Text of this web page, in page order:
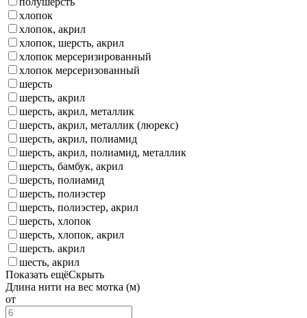
хлопок
хлопок, акрил
хлопок, шерсть, акрил
хлопок мерсеризированный
хлопок мерсеризованный
шерсть
шерсть, акрил
шерсть, акрил, металлик
шерсть, акрил, металлик (люрекс)
шерсть, акрил, полиамид
шерсть, акрил, полиамид, металлик
шерсть, бамбук, акрил
шерсть, полиамид
шерсть, полиэстер
шерсть, полиэстер, акрил
шерсть, хлопок
шерсть, хлопок, акрил
шерсть. акрил
шесть, акрил
Показать ещёСкрыть
Длина нити на вес мотка (м)
от